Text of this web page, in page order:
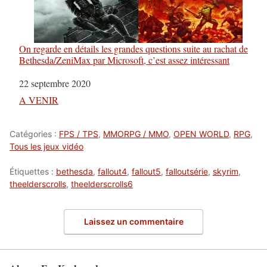
On regarde en détails les grandes questions suite au rachat de
Bethesda/ZeniMax par Microsoft, c’est assez intéressant
Date
22 septembre 2020
Par rapport à
A VENIR
Catégories : FPS / TPS, MMORPG / MMO, OPEN WORLD, RPG,
Tous les jeux vidéo
Étiquettes : bethesda, fallout4, fallout5, falloutsérie, skyrim,
theelderscrolls, theelderscrolls6
Laissez un commentaire